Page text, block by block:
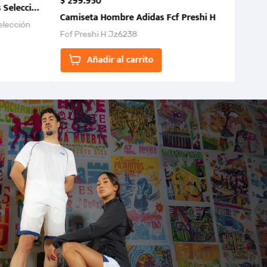
Colombia FCF 2026.
Camiseta Hombre Adidas Fcf Preshi H
Fcf Preshi H Jz6238
Añadir al carrito